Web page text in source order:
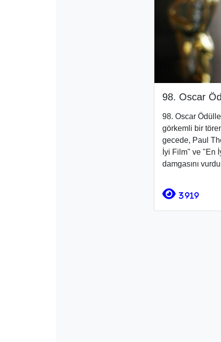
98. Oscar
98. Oscar
görkemli bir
gecede, Paul
İyi Film" ve "En
damgasını
3919